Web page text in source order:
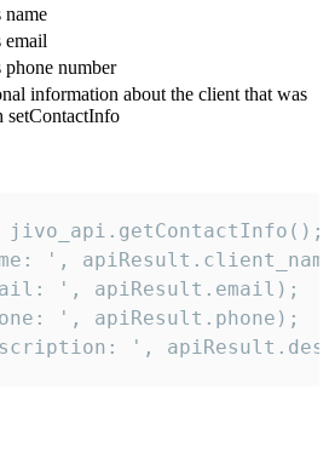
name
email
phone number
information about the client that was
setContactInfo
',
', apiResult.email);
', apiResult.phone);
',